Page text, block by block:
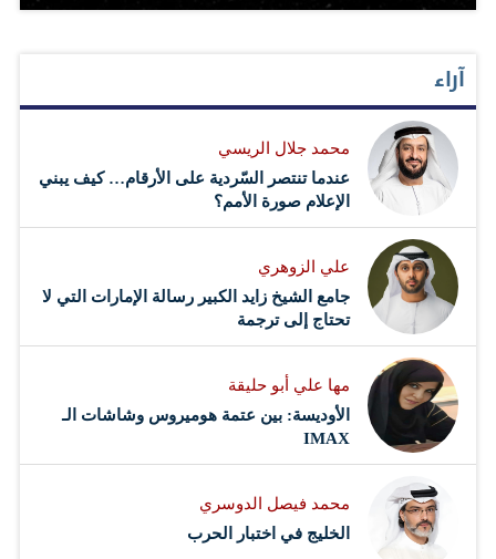
آراء
محمد جلال الريسي
عندما تنتصر السّردية على الأرقام… كيف يبني
الإعلام صورة الأمم؟
علي الزوهري
جامع الشيخ زايد الكبير رسالة الإمارات التي لا
تحتاج إلى ترجمة
مها علي أبو حليقة
الأوديسة: بين عتمة هوميروس وشاشات الـ
IMAX
محمد فيصل الدوسري ​
‏الخليج في اختبار الحرب